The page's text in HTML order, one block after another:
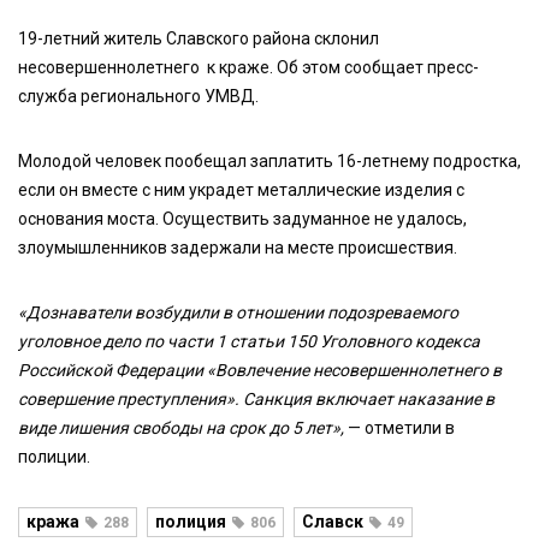
19-летний житель Славского района склонил
несовершеннолетнего к краже. Об этом сообщает пресс-
служба регионального УМВД.
Молодой человек пообещал заплатить 16-летнему подростка,
если он вместе с ним украдет металлические изделия с
основания моста. Осуществить задуманное не удалось,
злоумышленников задержали на месте происшествия.
«Дознаватели возбудили в отношении подозреваемого
уголовное дело по части 1 статьи 150 Уголовного кодекса
Российской Федерации «Вовлечение несовершеннолетнего в
совершение преступления». Санкция включает наказание в
виде лишения свободы на срок до 5 лет», — отметили в
полиции.
кража 288 полиция 806 Славск 49